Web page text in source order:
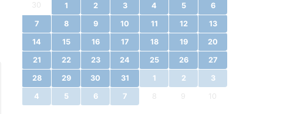
30
1 2 3 4 5 6
7 8 9 10 11 12 13
14 15 16 17 18 19 20
21 22 23 24 25 26 27
28 29 30 31 1 2 3
4 5 6 7 8 9 10